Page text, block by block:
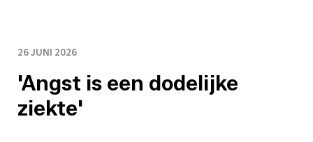
26 JUNI 2026
'Angst is een dodelijke
ziekte'